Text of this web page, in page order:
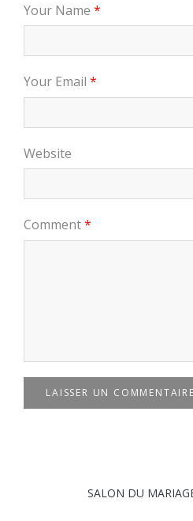
Your Name *
Your Email *
Website
Comment*
LAISSER UN COMMENTAIRE
SALON DU